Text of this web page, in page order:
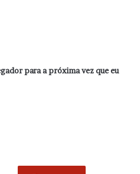
para a próxima vez que eu